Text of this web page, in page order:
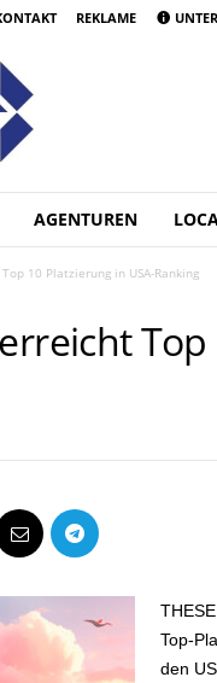
REKLAME
AGENTUREN
Top 10 Platzierung in USA-Ranking
erreicht
Top-
den